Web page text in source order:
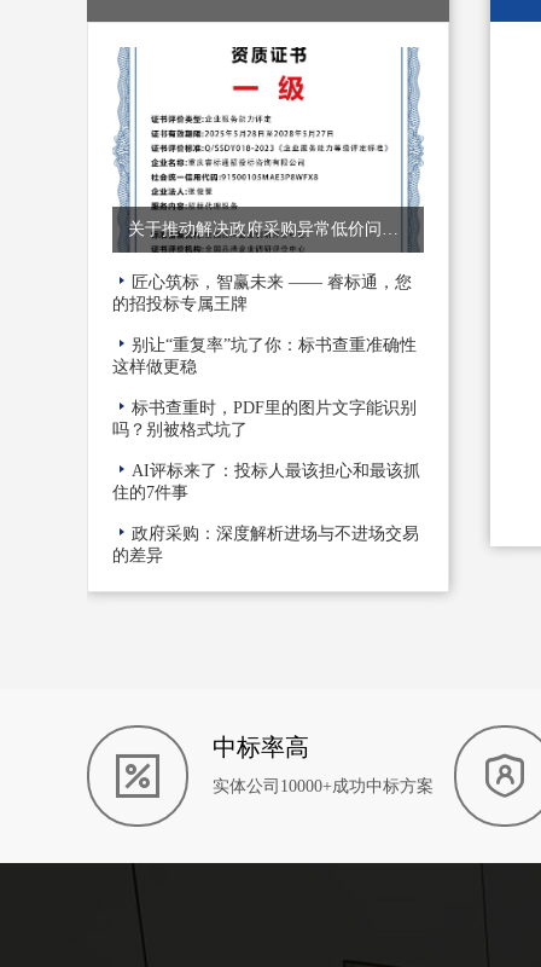
匠心筑标，智赢未来 —— 睿标通，您
的招投标专属王牌
别让“重复率”坑了你：标书查重准确性
这样做更稳
标书查重时，PDF里的图片文字能识别
吗？别被格式坑了
AI评标来了：投标人最该担心和最该抓
住的7件事
政府采购：深度解析进场与不进场交易
的差异
中标率高
实体公司10000+成功中标方案